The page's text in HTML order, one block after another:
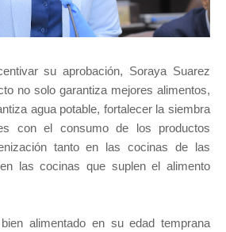
su aprobación, Soraya Suarez
no solo garantiza mejores alimentos,
agua potable, fortalecer la siembra
con el consumo de los productos
tanto en las cocinas de las
las cocinas que suplen el alimento
alimentado en su edad temprana